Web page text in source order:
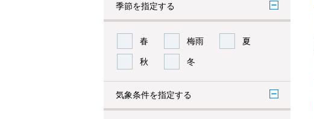
季節を指定する
春 梅雨 夏
秋 冬
気象条件を指定する